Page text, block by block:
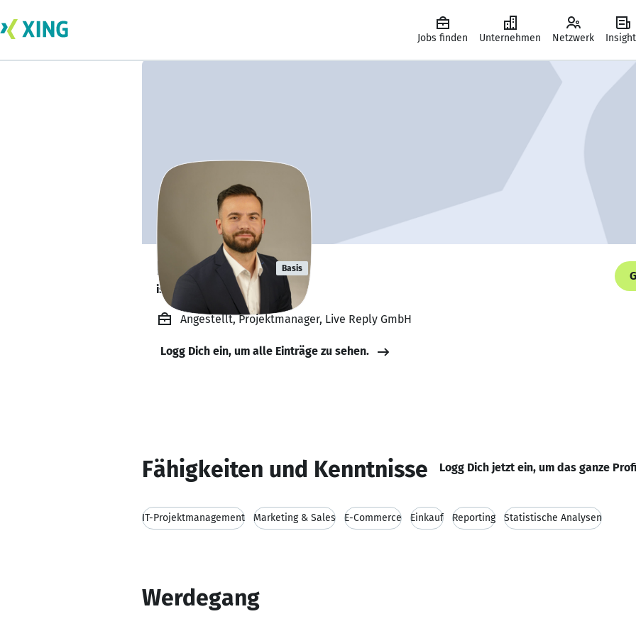
Jobs finden Unternehmen Netzwerk
Deniz Baysal Basis
ist offen für Projekte. 🔎
Angestellt, Projektmanager, Live Reply GmbH
Logg Dich ein, um alle Einträge zu sehen.
Fähigkeiten und Kenntnisse Logg Dich jetzt ein, um das ganze
IT-Projektmanagement Marketing & Sales E-Commerce Einkauf Reporting Statistische Analysen
Werdegang